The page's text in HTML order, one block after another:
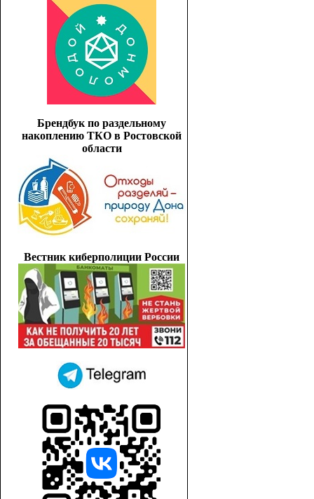
Брендбук по раздельному
накоплению ТКО в Ростовской
области
Вестник киберполиции России